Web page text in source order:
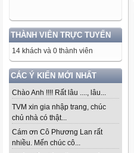
THÀNH VIÊN TRỰC TUYẾN
14 khách và 0 thành viên
CÁC Ý KIẾN MỚI NHẤT
Chào Anh !!!! Rất lâu ...., lâu...
TVM xin gia nhập trang, chúc
chủ nhà có thật...
Cám ơn Cô Phương Lan rất
nhiều. Mến chúc cô...